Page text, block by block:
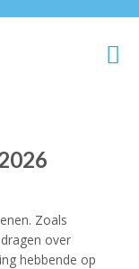
Zoals
over
hebbende op